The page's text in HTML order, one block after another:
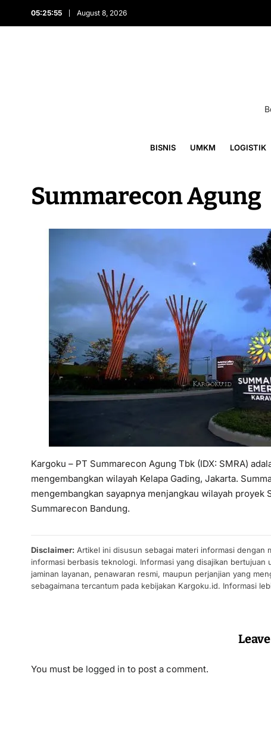
05:25:55 August 8, 2026
BISNIS UMKM LOGISTIK
Summarecon Agung
Kargoku – PT Summarecon Agung Tbk (IDX: SMRA)
mengembangkan wilayah Kelapa Gading, Jakarta.
mengembangkan sayapnya menjangkau wilayah
Summarecon Bandung.
Disclaimer: Artikel ini disusun sebagai materi informasi dengan
informasi berbasis teknologi. Informasi yang disajikan
jaminan layanan, penawaran resmi, maupun perjanjian yang
sebagaimana tercantum pada kebijakan Kargoku.id. Informasi
You must be logged in to post a comment.